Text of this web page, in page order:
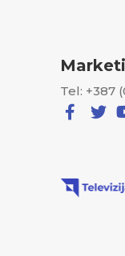
Tel: +387